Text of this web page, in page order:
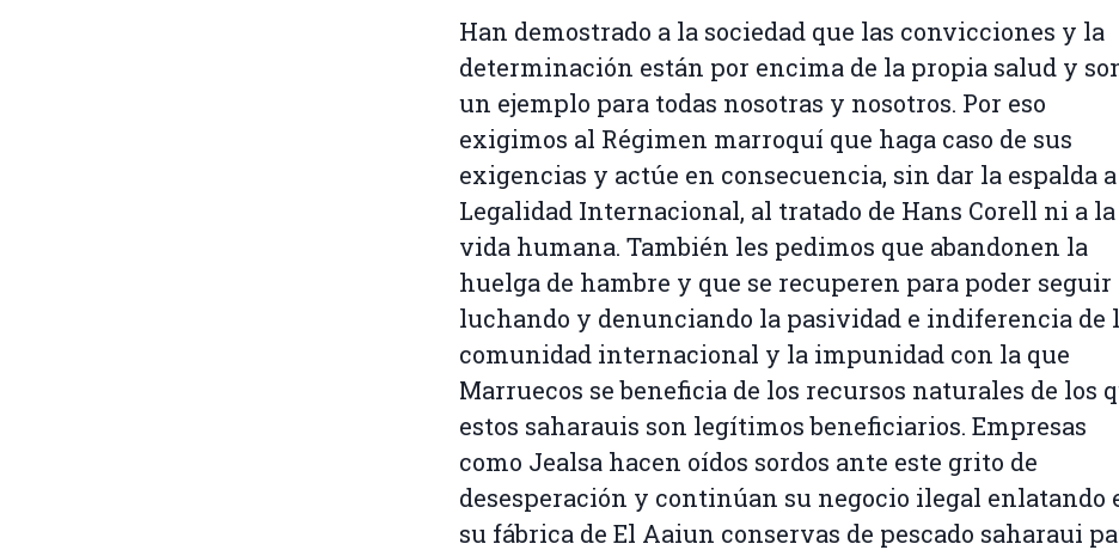
Han demostrado a la sociedad que las convicciones y la
determinación están por encima de la propia salud y
un ejemplo para todas nosotras y nosotros. Por eso
exigimos al Régimen marroquí que haga caso de sus
exigencias y actúe en consecuencia, sin dar la espalda
Legalidad Internacional, al tratado de Hans Corell ni a la
vida humana. También les pedimos que abandonen la
huelga de hambre y que se recuperen para poder seguir
luchando y denunciando la pasividad e indiferencia de
comunidad internacional y la impunidad con la que
Marruecos se beneficia de los recursos naturales de los
estos saharauis son legítimos beneficiarios. Empresas
como Jealsa hacen oídos sordos ante este grito de
desesperación y continúan su negocio ilegal enlatando
su fábrica de El Aaiun conservas de pescado saharaui